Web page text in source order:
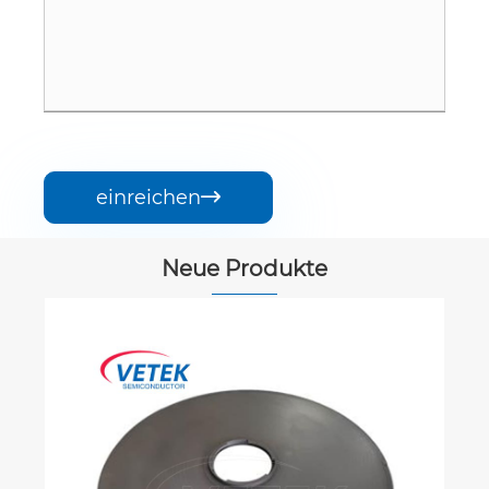
einreichen
Neue Produkte